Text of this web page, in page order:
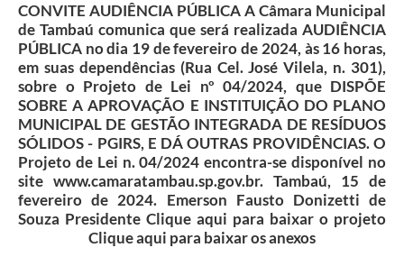
CONVITE AUDIÊNCIA PÚBLICA A Câmara Municipal
de Tambaú comunica que será realizada AUDIÊNCIA
PÚBLICA no dia 19 de fevereiro de 2024, às 16 horas,
em suas dependências (Rua Cel. José Vilela, n. 301),
sobre o Projeto de Lei nº 04/2024, que DISPÕE
SOBRE A APROVAÇÃO E INSTITUIÇÃO DO PLANO
MUNICIPAL DE GESTÃO INTEGRADA DE RESÍDUOS
SÓLIDOS - PGIRS, E DÁ OUTRAS PROVIDÊNCIAS. O
Projeto de Lei n. 04/2024 encontra-se disponível no
site www.camaratambau.sp.gov.br. Tambaú, 15 de
fevereiro de 2024. Emerson Fausto Donizetti de
Souza Presidente Clique aqui para baixar o projeto
Clique aqui para baixar os anexos